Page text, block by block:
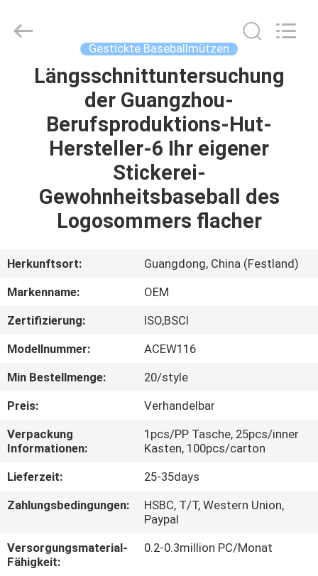
HAUS
PRODUKTE
FABRIK-
AUSFLUG
TRETEN
SIE
MIT
UNS
IN
VERBINDUNG
NACHRICHTEN
FÄLLE
Ltd..
Gestickte Baseballmützen
Längsschnittuntersuchung
der Guangzhou-
Berufsproduktions-Hut-
Hersteller-6 Ihr eigener
Stickerei-
Gewohnheitsbaseball des
Logosommers flacher
Herkunftsort:
Guangdong, China (Festland)
Markenname:
OEM
Zertifizierung:
ISO,BSCI
Modellnummer:
ACEW116
Min Bestellmenge:
20/style
Preis:
Verhandelbar
Verpackung
Informationen:
1pcs/PP Tasche, 25pcs/inner
Kasten, 100pcs/carton
Lieferzeit:
25-35days
Zahlungsbedingungen:
HSBC, T/T, Western Union,
Paypal
Versorgungsmaterial-
Fähigkeit:
0.2-0.3million PC/Monat